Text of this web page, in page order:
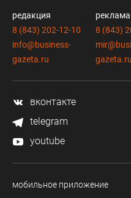
редакция
8 (843) 202-12-10
info@business-
gazeta.ru
реклама
8 (843)
gazeta.ru
вконтакте
telegram
youtube
мобильное приложение